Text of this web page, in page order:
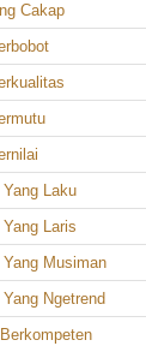
Cakap
Laku
Laris
Musiman
Ngetrend